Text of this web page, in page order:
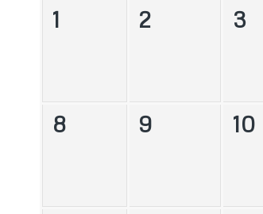
1 2 3
8 9 10